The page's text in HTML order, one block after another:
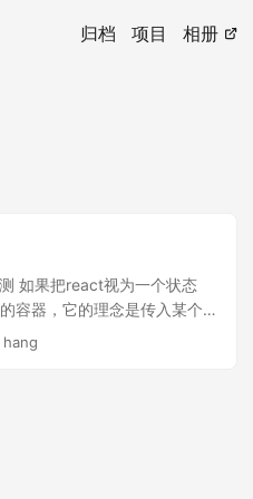
归档 项目 相册
如果把react视为一个状态
容器，它的理念是传入某个
hang